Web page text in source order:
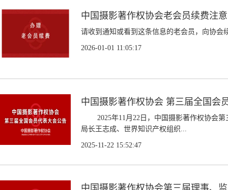
中国摄影著作权协会老会员续费注
请收到通知或看到这条信息的老会员，向协会
2026-01-01 11:05:17
中国摄影著作权协会 第三届全国会
2025年11月22日，中国摄影著作权协会第
局长王志成、世界知识产权组织...
2025-11-22 15:52:47
中国摄影著作权协会第三届理事、